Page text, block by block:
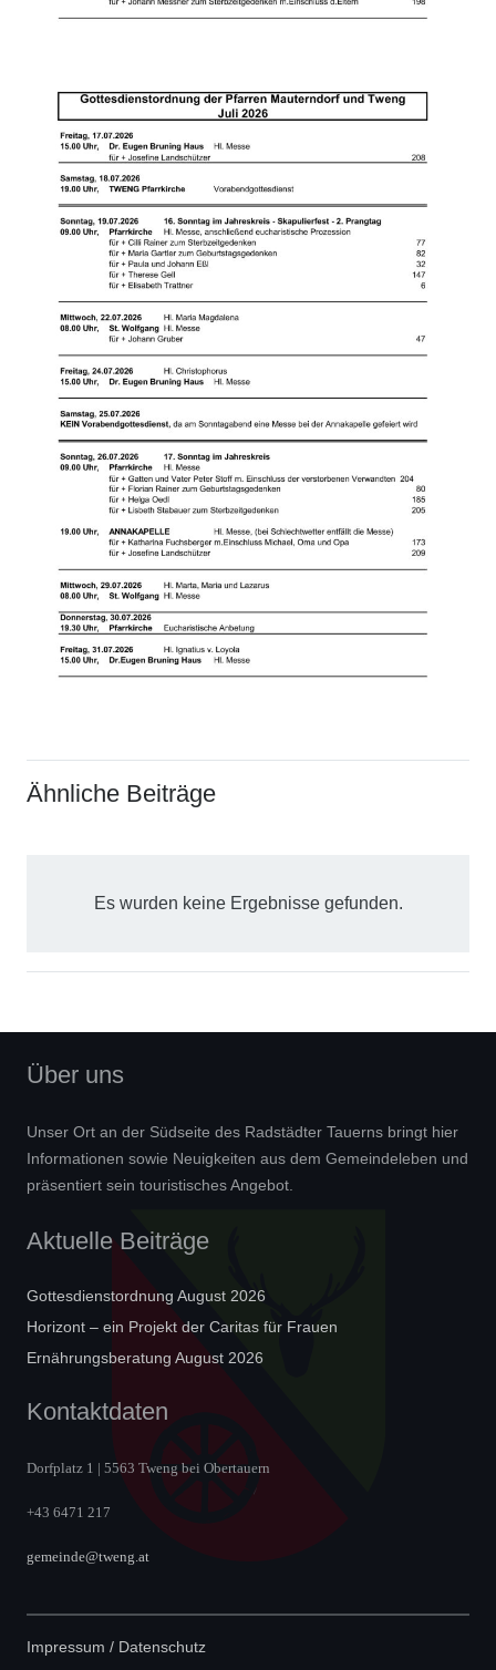
Ähnliche Beiträge
Es wurden keine Ergebnisse gefunden.
Über uns
Unser Ort an der Südseite des Radstädter Tauerns bringt hier
Informationen sowie Neuigkeiten aus dem Gemeindeleben und
präsentiert sein touristisches Angebot.
Aktuelle Beiträge
Gottesdienstordnung August 2026
Horizont – ein Projekt der Caritas für Frauen
Ernährungsberatung August 2026
Kontaktdaten
Dorfplatz 1 | 5563 Tweng bei Obertauern
+43 6471 217
gemeinde@tweng.at
Impressum / Datenschutz